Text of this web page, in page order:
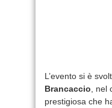
L’evento si è
Brancaccio ,
prestigiosa che